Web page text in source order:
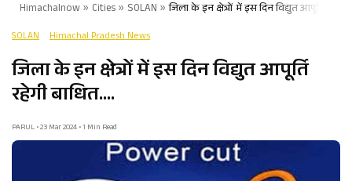
Himachalnow» Cities» SOLAN » जिला के इन क्षेत्रों में इस दिन विद्युत आपूर्ति रहेगी
SOLAN Himachal Pradesh News
जिला के इन क्षेत्रों में इस दिन विद्युत आपूर्ति
रहेगी बाधित….
PARUL • 23 Mar 2024 • 1 Min Read